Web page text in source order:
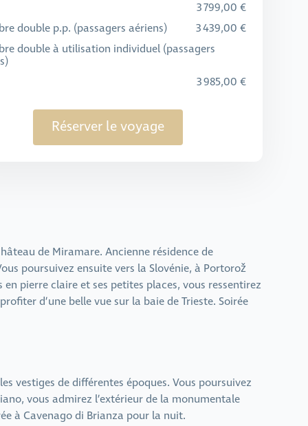
3 799,00 €
double p.p. (passagers aériens)
3 439,00 €
double à utilisation individuel (passagers
3 985,00 €
Réserver le voyage
de Miramare. Ancienne résidence de
poursuivez ensuite vers la Slovénie, à Portorož
pierre claire et ses petites places, vous ressentirez
d’une belle vue sur la baie de Trieste. Soirée
vestiges de différentes époques. Vous poursuivez
vous admirez l’extérieur de la monumentale
à Cavenago di Brianza pour la nuit.